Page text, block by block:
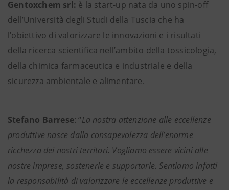
Gentoxchem srl: è la start-up nata da uno spin-off
dell’Università degli Studi della Tuscia che ha
l’obiettivo di valorizzare le innovazioni e i risultati
della ricerca scientifica nell’ambito della tossicologia,
della chimica farmaceutica e industriale e della
sicurezza ambientale e alimentare.
Stefano Barrese: “La nostra attenzione alle eccellenze
produttive nasce dalla consapevolezza dell’enorme
ricchezza dei nostri territori. Vogliamo essere vicini alle
nostre imprese, sostenerle e supportarle. Sentiamo infatti
la responsabilità di valorizzare le eccellenze produttive e